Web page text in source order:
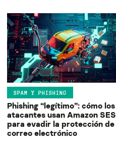
SPAM Y PHISHING
Phishing “legítimo”: cómo los
atacantes usan Amazon SES
para evadir la protección de
correo electrónico